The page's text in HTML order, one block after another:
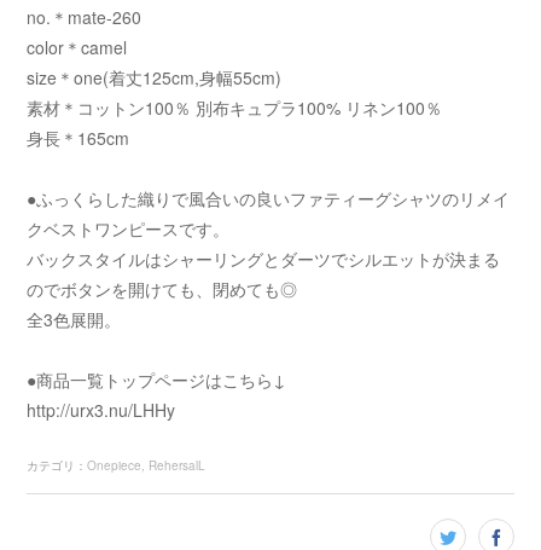
no.＊mate-260
color＊camel
size＊one(着丈125cm,身幅55cm)
素材＊コットン100％ 別布キュプラ100% リネン100％
身長＊165cm
●ふっくらした織りで風合いの良いファティーグシャツのリメイ
クベストワンピースです。
バックスタイルはシャーリングとダーツでシルエットが決まる
のでボタンを開けても、閉めても◎
全3色展開。
●商品一覧トップページはこちら↓
http://urx3.nu/LHHy
カテゴリ ：Onepiece RehersalL